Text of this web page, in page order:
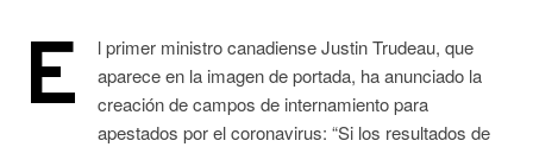
E
l primer ministro canadiense Justin Trudeau, que
aparece en la imagen de portada, ha anunciado la
creación de campos de internamiento para
apestados por el coronavirus: “Si los resultados de